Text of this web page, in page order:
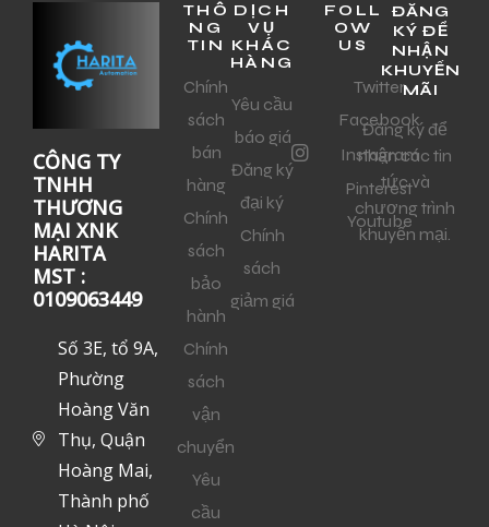
CÔNG TY
TNHH
THƯƠNG
MẠI XNK
HARITA
MST :
0109063449
Số 3E, tổ 9A,
Phường
Hoàng Văn
Thụ, Quận
Hoàng Mai,
Thành phố
THÔ
NG
TIN
Chính
sách
bán
hàng
Chính
sách
bảo
hành
Chính
sách
vận
chuyển
Yêu
cầu
DỊCH
VỤ
KHÁC
HÀNG
Yêu cầu
báo giá
Đăng ký
đại ký
Chính
sách
giảm giá
FOLL
OW
US
Twitter
Facebook
Instagram
Pinterest
Youtube
ĐĂNG
KÝ ĐỂ
NHẬN
KHUYẾN
MÃI
Đăng ký để
nhận các tin
tức và
chương trình
khuyến mại.